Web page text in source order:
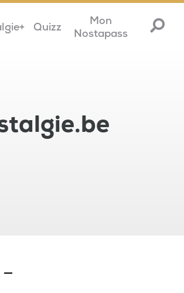
Quizz
Mon
Nostapass